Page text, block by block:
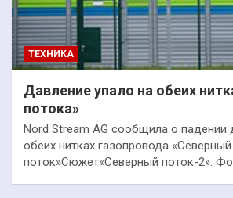
ТЕХНИКА
Давление упало на обеих
потока»
Nord Stream AG сообщила о падении
обеих нитках газопровода «Северный
поток»Сюжет«Северный поток-2»: